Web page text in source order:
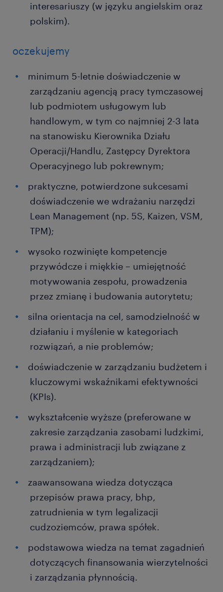
interesariuszy (w języku angielskim oraz
polskim).
oczekujemy
minimum 5-letnie doświadczenie w
zarządzaniu agencją pracy tymczasowej
lub podmiotem usługowym lub
handlowym, w tym co najmniej 2-3 lata
na stanowisku Kierownika Działu
Operacji/Handlu, Zastępcy Dyrektora
Operacyjnego lub pokrewnym;
praktyczne, potwierdzone sukcesami
doświadczenie we wdrażaniu narzędzi
Lean Management (np. 5S, Kaizen, VSM,
TPM);
wysoko rozwinięte kompetencje
przywódcze i miękkie – umiejętność
motywowania zespołu, prowadzenia
przez zmianę i budowania autorytetu;
silna orientacja na cel, samodzielność w
działaniu i myślenie w kategoriach
rozwiązań, a nie problemów;
doświadczenie w zarządzaniu budżetem i
kluczowymi wskaźnikami efektywności
(KPIs).
wykształcenie wyższe (preferowane w
zakresie zarządzania zasobami ludzkimi,
prawa i administracji lub związane z
zarządzaniem);
zaawansowana wiedza dotycząca
przepisów prawa pracy, bhp,
zatrudnienia w tym legalizacji
cudzoziemców, prawa spółek.
podstawowa wiedza na temat zagadnień
dotyczących finansowania wierzytelności
i zarządzania płynnością.